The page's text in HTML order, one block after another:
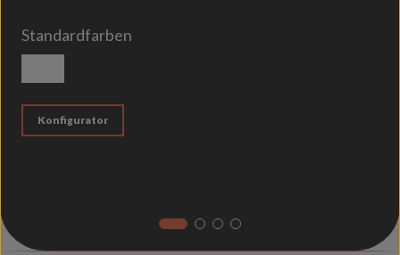
Standardfarben
Konfigurator